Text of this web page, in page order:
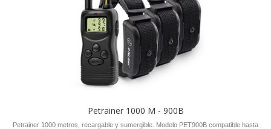
Petrainer 1000 M - 900B
Petrainer 1000 metros, recargable y sumergible. Modelo PET900B compatible hasta